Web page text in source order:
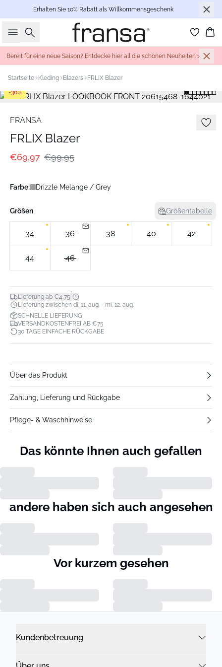
Erhalten Sie 10% Rabatt als Willkommensgeschenk
Suche
Bereit für eine neue Saison? Entdecke hier all die schönen Neuheiten >
Startseite Kleding Blazers FRLIX Blazer
-30%
FRANSA
FRLIX Blazer
€69,97 €99,95
Farbe: Drizzle Melange / Grey
Größen Größentabelle
34 36 38 40 42
44 46
Lieferung ab €4,75*
Lieferung zwischen di. 11. aug. - mi. 12. aug.
SCHNELLE LIEFERUNG
VERSANDKOSTENFREI AB €75
30 TAGE EINFACHE RÜCKGABE
Über das Produkt
Zahlung, Lieferung und Rückgabe
Pflege- & Waschhinweise
Das könnte Ihnen auch gefallen
andere haben sich auch angesehen
Vor kurzem gesehen
Kundenbetreuung